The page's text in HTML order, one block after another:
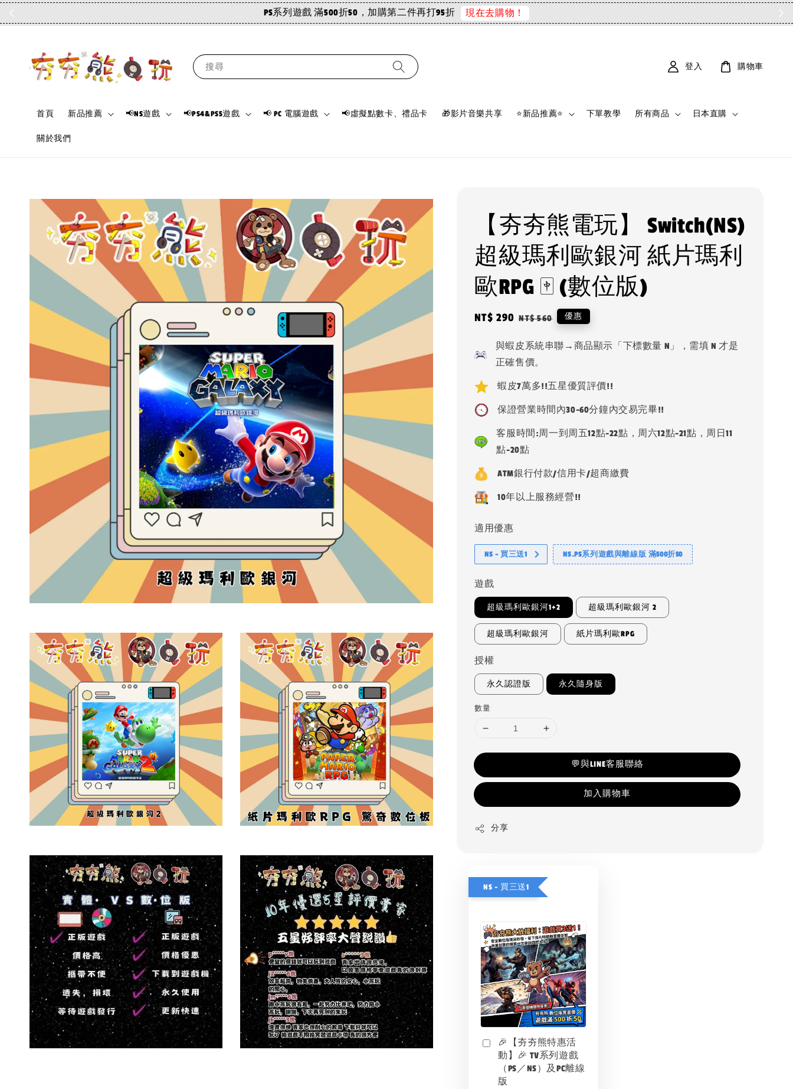
PS系列遊戲 滿500折50，加購第二件再打95折 現在去購物！
搜尋
首頁 新品推薦 📢NS遊戲 📢PS4&PS5遊戲 📢 PC 電腦遊戲 📢虛擬點數卡、禮品卡 🎁影片音樂共享 ⭐新品推薦⭐ 下單教學 所有商品 日本直購
關於我們
登入 購物車
【夯夯熊電玩】 Switch(NS)
超級瑪利歐銀河 紙片瑪利
歐RPG 🀄 (數位版)
Sale
NT$ 290 Regular
NT$ 560 優惠
與蝦皮系統串聯→商品顯示「下標數量 N」，需填 N 才是
正確售價。
蝦皮7萬多!!五星優質評價!!
保證營業時間內30-60分鐘內交易完畢!!
客服時間:周一到周五12點-22點，周六12點-21點，周日11
點-20點
ATM銀行付款/信用卡/超商繳費
10年以上服務經營!!
適用優惠
NS - 買三送1 NS.PS系列遊戲與離線版 滿500折50
遊戲
超級瑪利歐銀河1+2 超級瑪利歐銀河 2
超級瑪利歐銀河 紙片瑪利歐RPG
授權
永久認證版 永久隨身版
數量
💬與LINE客服聯絡
加入購物車
分享
NS - 買三送1
🎉【夯夯熊特惠活
動】🎉 TV系列遊戲
（PS／NS）及PC離線
版